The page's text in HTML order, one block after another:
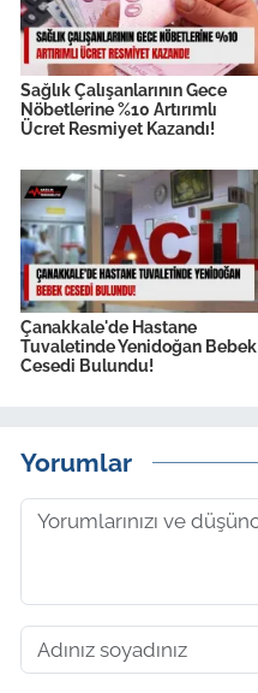
Sağlık Çalışanlarının Gece
Nöbetlerine %10 Artırımlı
Ücret Resmiyet Kazandı!
Çanakkale'de Hastane
Tuvaletinde Yenidoğan Bebek
Cesedi Bulundu!
Yorumlar